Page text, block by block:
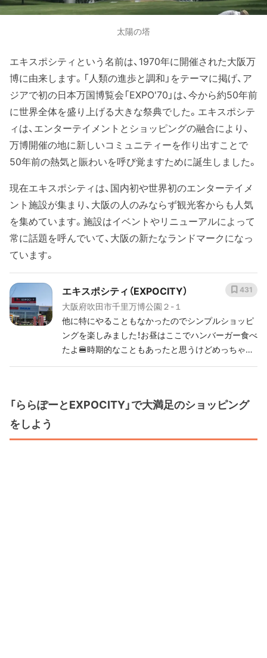
太陽の塔
エキスポシティという名前は、1970年に開催された大阪万
博に由来します。「人類の進歩と調和」をテーマに掲げ、ア
ジアで初の日本万国博覧会「EXPO'70」は、今から約50年前
に世界全体を盛り上げる大きな祭典でした。エキスポシテ
ィは、エンターテイメントとショッピングの融合により、
万博開催の地に新しいコミュニティーを作り出すことで
50年前の熱気と賑わいを呼び覚ますために誕生しました。
現在エキスポシティは、国内初や世界初のエンターテイメ
ント施設が集まり、大阪の人のみならず観光客からも人気
を集めています。施設はイベントやリニューアルによって
常に話題を呼んでいて、大阪の新たなランドマークになっ
ています。
エキスポシティ（EXPOCITY）
大阪府吹田市千里万博公園２-１
他に特にやることもなかったのでシンプルショッピ
ングを楽しみました！お昼はここでハンバーガー食べ
たよ🍔時期的なこともあったと思うけどめっちゃ混
431
「ららぽーとEXPOCITY」で大満足のショッピング
をしよう